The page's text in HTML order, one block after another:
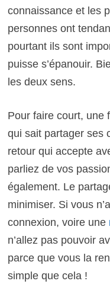
connaissance et les
personnes ont
pourtant ils sont
puisse s’épanouir.
les deux sens.
Pour faire court, une
qui sait partager ses
retour qui accepte
parliez de vos
également. Le
minimiser. Si vous
connexion, voire une
n’allez pas pouvoir
parce que vous la
simple que cela !